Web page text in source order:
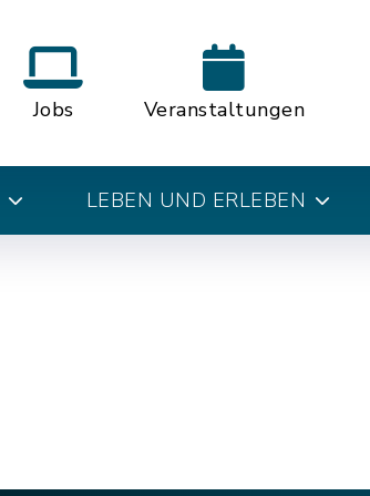
Jobs Veranstaltungen
LEBEN UND ERLEBEN